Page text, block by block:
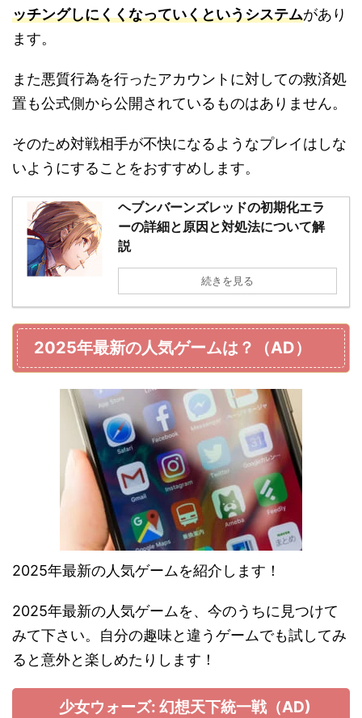
ッチングしにくくなっていくというシステムがあり
ます。
また悪質行為を行ったアカウントに対しての救済処
置も公式側から公開されているものはありません。
そのため対戦相手が不快になるようなプレイはしな
いようにすることをおすすめします。
ヘブンバーンズレッドの初期化エラ
ーの詳細と原因と対処法について解
説
続きを見る
2025年最新の人気ゲームは？（AD）
2025年最新の人気ゲームを紹介します！
2025年最新の人気ゲームを、今のうちに見つけて
みて下さい。自分の趣味と違うゲームでも試してみ
ると意外と楽しめたりします！
少女ウォーズ: 幻想天下統一戦（AD)